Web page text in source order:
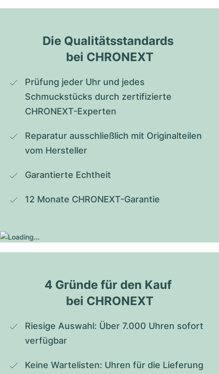
Die Qualitätsstandards
bei CHRONEXT
Prüfung jeder Uhr und jedes
Schmuckstücks durch zertifizierte
CHRONEXT-Experten
Reparatur ausschließlich mit Originalteilen
vom Hersteller
Garantierte Echtheit
12 Monate CHRONEXT-Garantie
4 Gründe für den Kauf
bei CHRONEXT
Riesige Auswahl: Über 7.000 Uhren sofort
verfügbar
Keine Wartelisten: Uhren für die Lieferung